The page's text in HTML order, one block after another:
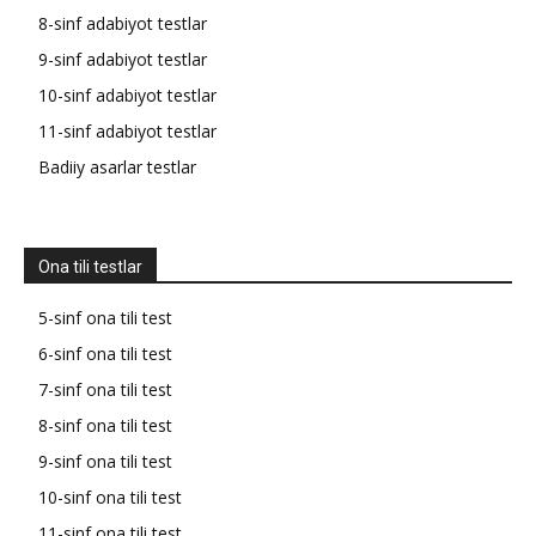
8-sinf adabiyot testlar
9-sinf adabiyot testlar
10-sinf adabiyot testlar
11-sinf adabiyot testlar
Badiiy asarlar testlar
Ona tili testlar
5-sinf ona tili test
6-sinf ona tili test
7-sinf ona tili test
8-sinf ona tili test
9-sinf ona tili test
10-sinf ona tili test